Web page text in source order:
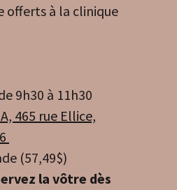
offerts à la clinique
9h30 à 11h30
465 rue Ellice,
(57,49$)
la vôtre dès